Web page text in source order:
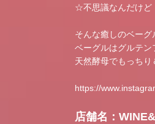
☆不思議なんだけど
そんな癒しのベーグ
ベーグルはグルテン
天然酵母でもっちり
https://
店舗名：